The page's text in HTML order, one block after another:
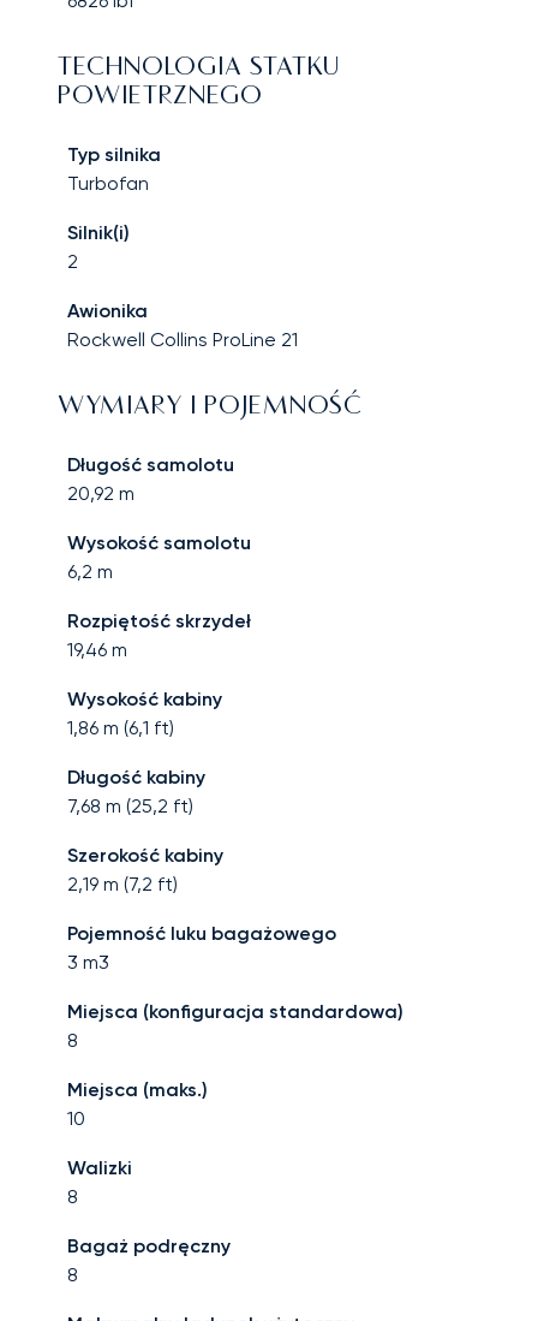
TECHNOLOGIA STATKU
POWIETRZNEGO
Typ silnika
Turbofan
Silnik(i)
2
Awionika
Rockwell Collins ProLine 21
WYMIARY I POJEMNOŚĆ
Długość samolotu
20,92 m
Wysokość samolotu
6,2 m
Rozpiętość skrzydeł
19,46 m
Wysokość kabiny
1,86 m (6,1 ft)
Długość kabiny
7,68 m (25,2 ft)
Szerokość kabiny
2,19 m (7,2 ft)
Pojemność luku bagażowego
3 m3
Miejsca (konfiguracja standardowa)
8
Miejsca (maks.)
10
Walizki
8
Bagaż podręczny
8